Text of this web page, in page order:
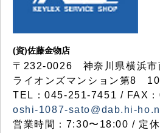
(資)佐藤金物店
〒232-0026 神奈川県横浜
ライオンズマンション第8
TEL：045-251-7451 / FAX
oshi-1087-sato@dab.hi-
営業時間：7:30〜18:00 / 定